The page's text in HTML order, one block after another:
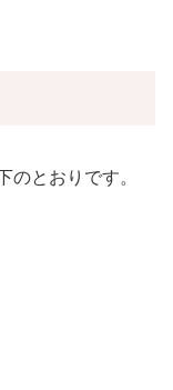
のとおりです。